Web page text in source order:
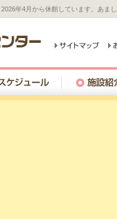
年4月から休館しています。あま